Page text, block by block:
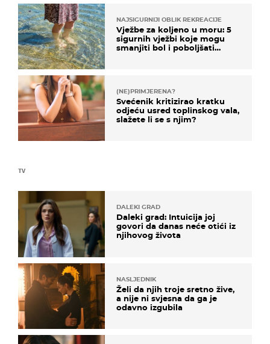
TV
DALEKI GRAD
Daleki grad: Intuicija joj
govori da danas neće otići iz
njihovog života
NASLJEDNIK
Želi da njih troje sretno žive,
a nije ni svjesna da ga je
odavno izgubila
NAJSIGURNIJI OBLIK REKREACIJE
Vježbe za koljeno u moru: 5
sigurnih vježbi koje mogu
smanjiti bol i poboljšati
(NE)PRIMJERENA?
Svećenik kritizirao kratku
odjeću usred toplinskog vala,
slažete li se s njim?